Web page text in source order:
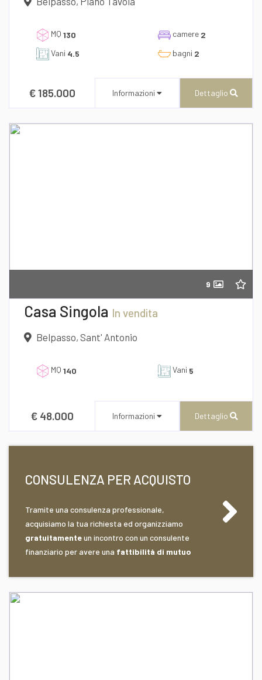
dichiaro di aver preso visione e compreso
MQ 130 camere 2
Vani 4.5 bagni 2
€ 185.000 Informazioni Dettaglio
l'informativa sulla privacy
9
Casa Singola In vendita
Belpasso, Sant' Antonio
MQ 140 Vani 5
€ 48.000 Informazioni Dettaglio
CENTURY 21 AZ Immobiliare
Via B. Buozzi n° 13/b
Recapito telefonico
CONSULENZA PER ACQUISTO
Tramite una consulenza professionale,
acquisiamo la tua richiesta ed organizziamo
gratuitamenteun incontro con un consulente
finanziario per avere una fattibilità di mutuo